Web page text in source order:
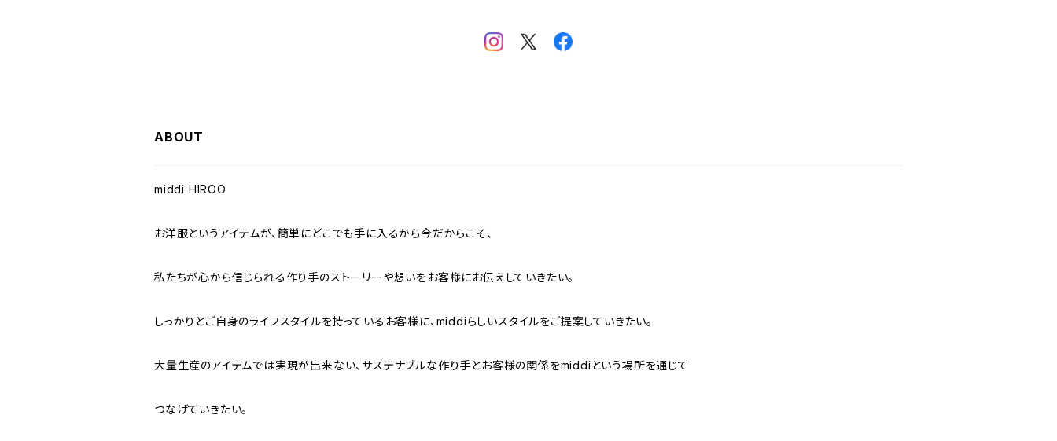
ABOUT
middi HIROO
お洋服というアイテムが、簡単にどこでも手に入るから今だからこそ、
私たちが心から信じられる作り手のストーリーや想いをお客様にお伝えしていきたい。
しっかりとご自身のライフスタイルを持っているお客様に、middiらしいスタイルをご提案していきたい。
大量生産のアイテムでは実現が出来ない、サステナブルな作り手とお客様の関係をmiddiという場所を通じて
つなげていきたい。